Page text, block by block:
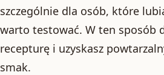
szczególnie dla osób, które
warto testować. W ten sposób
recepturę i uzyskasz
smak.